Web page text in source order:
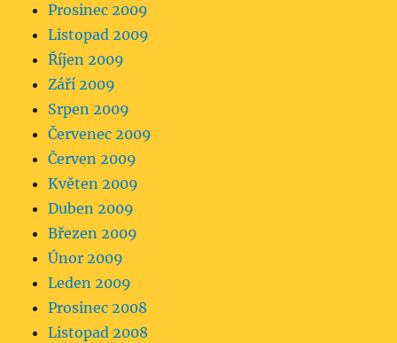
Prosinec 2009
Listopad 2009
Říjen 2009
Září 2009
Srpen 2009
Červenec 2009
Červen 2009
Květen 2009
Duben 2009
Březen 2009
Únor 2009
Leden 2009
Prosinec 2008
Listopad 2008